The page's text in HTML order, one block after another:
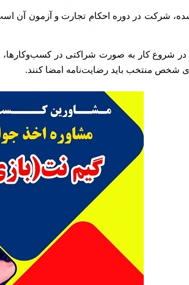
شرکت در دوره احکام تجارت و آزمون آن
شروع کار به صورت شراکتی در کسب‌وکارها،
شخص منتخب باید رضایت‌نامه امضا کنند.